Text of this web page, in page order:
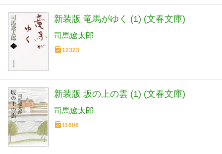
新装版 竜馬がゆく (1) (文春文庫)
司馬遼太郎
12323
新装版 坂の上の雲 (1) (文春文庫)
司馬遼太郎
11606